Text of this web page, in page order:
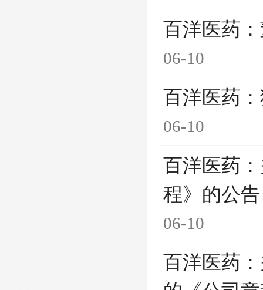
百洋医药
06-10
百洋医药
06-10
百洋医药
程》的公告
06-10
百洋医药